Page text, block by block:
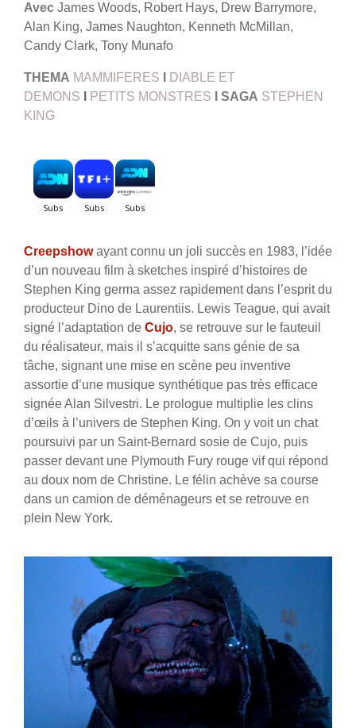
Avec James Woods, Robert Hays, Drew Barrymore,
Alan King, James Naughton, Kenneth McMillan,
Candy Clark, Tony Munafo
THEMA MAMMIFERES
DIABLE ET
DEMONS
PETITS MONSTRES SAGA STEPHEN
KING
Creepshowayant connu un joli succès en 1983, l’idée
d’un nouveau film à sketches inspiré d’histoires de
Stephen King germa assez rapidement dans l’esprit du
producteur Dino de Laurentiis. Lewis Teague, qui avait
signé l’adaptation de Cujo, se retrouve sur le fauteuil
du réalisateur, mais il s’acquitte sans génie de sa
tâche, signant une mise en scène peu inventive
assortie d’une musique synthétique pas très efficace
signée Alan Silvestri. Le prologue multiplie les clins
d’œils à l’univers de Stephen King. On y voit un chat
poursuivi par un Saint-Bernard sosie de Cujo, puis
passer devant une Plymouth Fury rouge vif qui répond
au doux nom de Christine. Le félin achève sa course
dans un camion de déménageurs et se retrouve en
plein New York.